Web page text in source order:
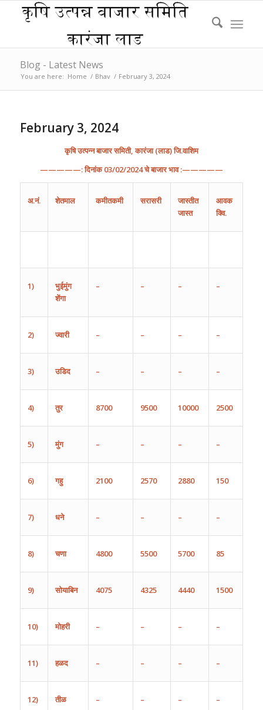
Blog - Latest News
You are here: Home / Bhav / February 3, 2024
February 3, 2024
कृषिउत्पन्नबाजारसमिती, कारंजा(लाड)जि.वाशिम
—————:दिनांक03/02/2024चेबाजारभाव:—————
अ.नं. शेतमाल कमीतकमी सरासरी
जास्तीत
जास्त
आवक
क्वि.
1)
भुईमुंग
शेंगा
– – – –
2) ज्वारी – – – –
3) उडिद – – – –
4) तुर 8700 9500 10000 2500
5) मुंग – – – –
6) गहु 2100 2570 2880 150
7) धने – – – –
8) चणा 4800 5500 5700 85
9) सोयाबिन 4075 4325 4440 1500
10) मोहरी – – – –
11) हळद – – – –
12) तीळ – – – –